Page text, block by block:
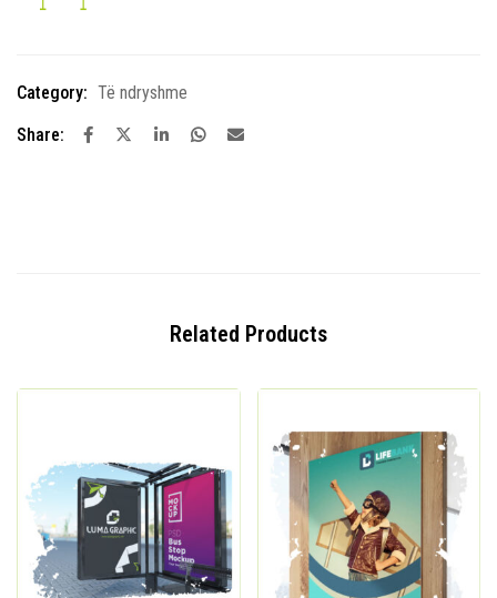
Category: Të ndryshme
Share:
Related Products